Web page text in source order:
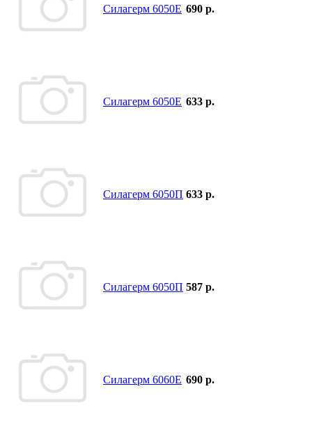
Силагерм 6050Е 690 р.
Силагерм 6050Е 633 р.
Силагерм 6050П 633 р.
Силагерм 6050П 587 р.
Силагерм 6060Е 690 р.